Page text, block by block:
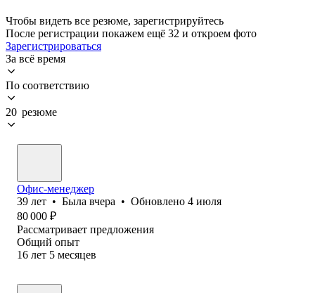
Чтобы видеть все резюме, зарегистрируйтесь
После регистрации покажем ещё 32 и откроем фото
Зарегистрироваться
За всё время
По соответствию
20 резюме
Офис-менеджер
39 лет • Была вчера • Обновлено 4 июля
80 000 ₽
Рассматривает предложения
Общий опыт
16 лет 5 месяцев